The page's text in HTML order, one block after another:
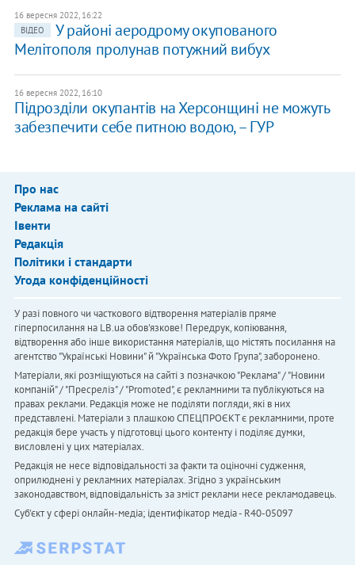
16 вересня 2022, 16:22
ВІДЕО
У районі аеродрому окупованого
Мелітополя пролунав потужний вибух
16 вересня 2022, 16:10
Підрозділи окупантів на Херсонщині не можуть
забезпечити себе питною водою, – ГУР
Про нас
Реклама на сайті
Івенти
Редакція
Політики і стандарти
Угода конфіденційності
У разі повного чи часткового відтворення матеріалів пряме
гіперпосилання на LB.ua обов'язкове! Передрук, копіювання,
відтворення або інше використання матеріалів, що містять посилання на
агентство "Українськi Новини" й "Українська Фото Група", заборонено.
Матеріали, які розміщуються на сайті з позначкою "Реклама" / "Новини
компаній" / "Пресреліз" / "Promoted", є рекламними та публікуються на
правах реклами. Редакція може не поділяти погляди, які в них
представлені. Матеріали з плашкою СПЕЦПРОЄКТ є рекламними, проте
редакція бере участь у підготовці цього контенту і поділяє думки,
висловлені у цих матеріалах.
Редакція не несе відповідальності за факти та оціночні судження,
оприлюднені у рекламних матеріалах. Згідно з українським
законодавством, відповідальність за зміст реклами несе рекламодавець.
Cуб'єкт у сфері онлайн-медіа; ідентифікатор медіа - R40-05097